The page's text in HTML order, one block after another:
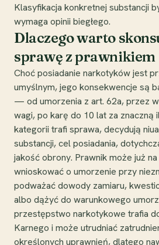
Klasyfikacja konkretnej substancji
wymaga opinii biegłego.
Dlaczego warto
sprawę z prawnikiem
Choć posiadanie narkotyków jest
umyślnym, jego konsekwencje są
— od umorzenia z art. 62a, przez
wagi, po karę do 10 lat za znaczną
kategorii trafi sprawa, decydują
substancji, cel posiadania,
jakość obrony. Prawnik może już
wnioskować o umorzenie przy
podważać dowody zamiaru,
albo dążyć do warunkowego
przestępstwo narkotykowe trafia
Karnego i może utrudniać
określonych uprawnień, dlatego